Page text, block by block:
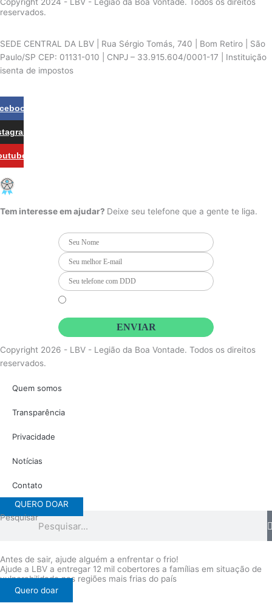
Copyright 2024 - LBV - Legião da Boa Vontade. Todos os direitos
reservados.
SEDE CENTRAL DA LBV | Rua Sérgio Tomás, 740 | Bom Retiro | São
Paulo/SP CEP: 01131-010 | CNPJ – 33.915.604/0001-17 | Instituição
isenta de impostos
Tem interesse em ajudar? Deixe seu telefone que a gente te liga.
ENVIAR
Copyright 2026 - LBV - Legião da Boa Vontade. Todos os direitos
reservados.
Quem somos
Transparência
Privacidade
Notícias
Contato
QUERO DOAR
Pesquisar
Antes de sair, ajude alguém a enfrentar o frio!
Ajude a LBV a entregar 12 mil cobertores a famílias em situação de
vulnerabilidade nas regiões mais frias do país
Quero doar